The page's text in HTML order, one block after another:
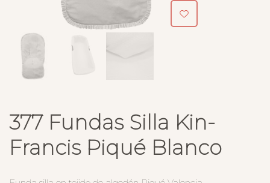
377 Fundas Silla Kin-
Francis Piqué Blanco